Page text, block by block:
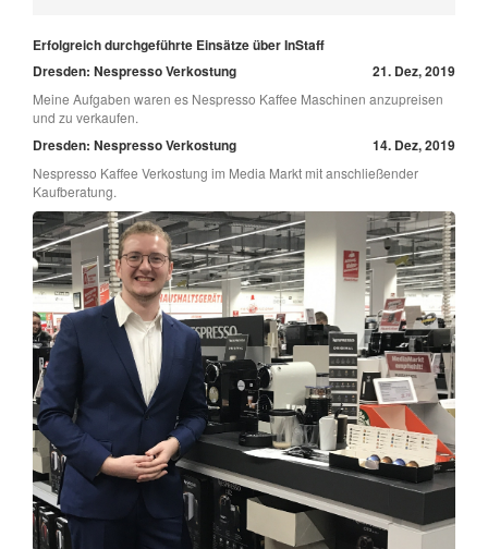
Erfolgreich durchgeführte Einsätze über InStaff
Dresden: Nespresso Verkostung
21. Dez, 2019
Meine Aufgaben waren es Nespresso Kaffee Maschinen anzupreisen
und zu verkaufen.
Dresden: Nespresso Verkostung 14. Dez, 2019
Nespresso Kaffee Verkostung im Media Markt mit anschließender
Kaufberatung.